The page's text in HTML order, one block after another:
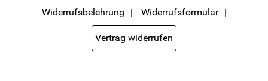
habe ich zur Kenntnis genommen.
Widerrufsbelehrung Widerrufsformular
Vertrag widerrufen